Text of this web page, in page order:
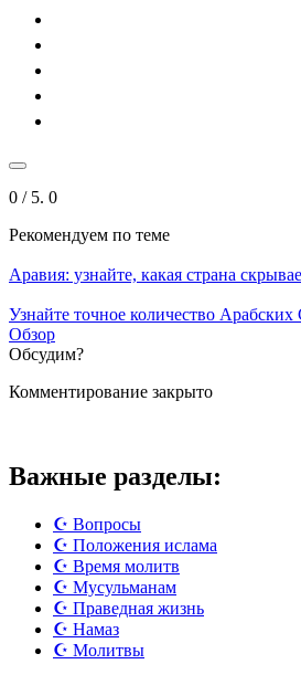
0 / 5. 0
Рекомендуем по теме
Аравия: узнайте, какая страна
Узнайте точное количество
Обзор
Обсудим?
Комментирование закрыто
Важные разделы:
☪️ Вопросы
☪️ Положения ислама
☪️ Время молитв
☪️ Мусульманам
☪️ Праведная жизнь
☪️ Намаз
☪️ Молитвы